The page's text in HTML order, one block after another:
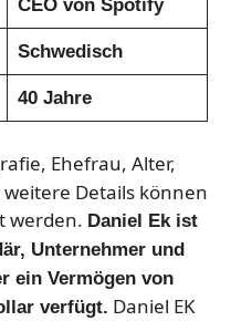
CEO von Spotify
Schwedisch
40 Jahre
Ehefrau, Alter,
Details können
werden. Daniel Ek ist
Unternehmer und
ein Vermögen von
verfügt. Daniel EK